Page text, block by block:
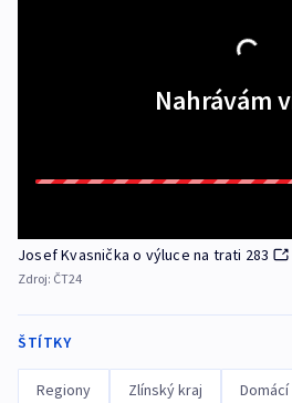
Nahrávám
Josef Kvasnička o výluce na trati 283
Zdroj: ČT24
ŠTÍTKY
Regiony Zlínský kraj Domácí